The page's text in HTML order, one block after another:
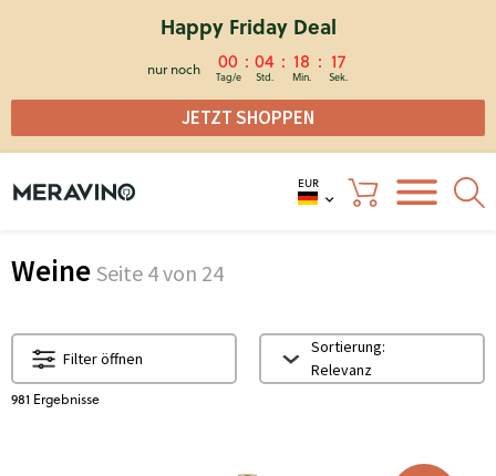
Happy Friday Deal
nur noch 00 04 18 16
JETZT SHOPPEN
EUR
Weine Seite 4von 24
Filter öffnen
Sortierung:
Relevanz
981 Ergebnisse